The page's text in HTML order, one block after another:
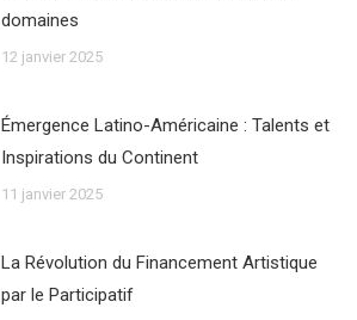
domaines
12 janvier 2025
Émergence Latino-Américaine : Talents et
Inspirations du Continent
11 janvier 2025
La Révolution du Financement Artistique
par le Participatif